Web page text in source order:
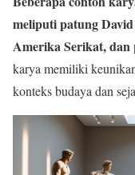
meliputi patung
Amerika Serikat,
karya memiliki
konteks budaya dan